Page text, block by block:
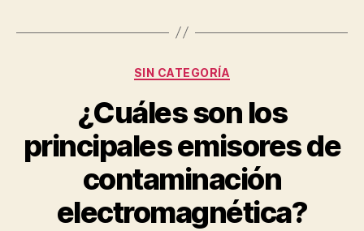
Categorías
SIN CATEGORÍA
¿Cuáles son los
principales emisores de
contaminación
electromagnética?